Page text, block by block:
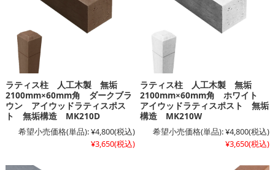
ラティス柱 人工木製 無垢
2100mm×60mm角 ダークブラ
ウン アイウッドラティスポス
ト 無垢構造 MK210D
希望小売価格(単品):¥4,800(税込)
¥3,650(税込)
ラティス柱 人工木製 無垢
2100mm×60mm角 ホワイト
アイウッドラティスポスト 無垢
構造 MK210W
希望小売価格(単品):¥4,800(税込)
¥3,650(税込)